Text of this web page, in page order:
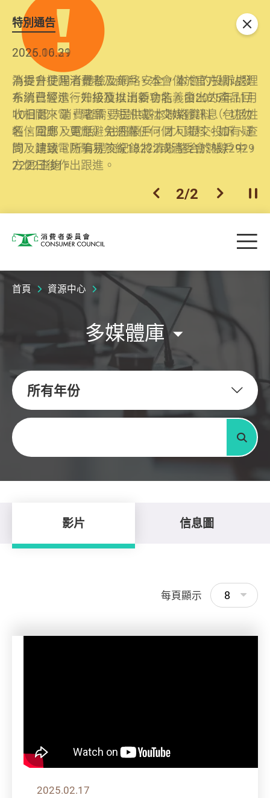
特別通告
2026.06.29
消委會提醒消費者及商戶，本會僅於官方網站發
布消費警示。如接獲以消委會名義發出的產品回
收相關來電、電郵、短訊或社交媒體訊息，切勿
輕信回應，更應避免透露任何個人資料。如有疑
問，請致電防騙易熱線18222或消委會熱線2929
2222查詢。
2025.10.31
為提升使用者體驗及網絡安全，本會的投訴處理
系統已經進行升級及推出新功能。由2025年11月
10日起，消費者需要提供基本聯絡資料（包括姓
名、電郵及電話）註冊帳戶，才可提交投訴、查
詢及建議。所有提交紀錄將清晰整合於帳戶中，
方便日後作出跟進。
上一個
2/2 下一個開
關閉
消費者委員會 目
首頁 資源中心
多媒體庫
所有年份
關鍵字
搜尋
影片 信息圖
每頁顯示 8
2025.02.17